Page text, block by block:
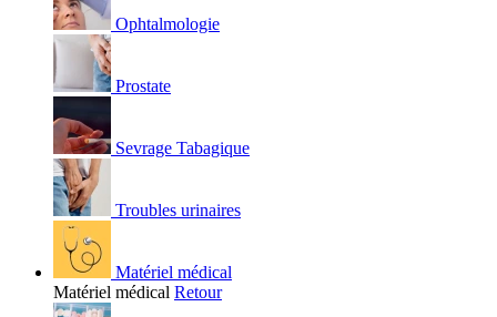
Ophtalmologie
Prostate
Sevrage Tabagique
Troubles urinaires
Matériel médical
Matériel médical Retour